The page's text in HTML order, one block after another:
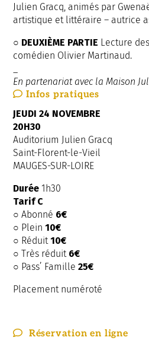
Infos pratiques
JEUDI 24 NOVEMBRE
20H30
Auditorium Julien Gracq
Saint-Florent-le-Vieil
MAUGES-SUR-LOIRE
Durée 1h30
Tarif C
○ Abonné 6€
○ Plein10€
○ Réduit10€
○ Très réduit 6€
○ Pass’ Famille 25€
Placement numéroté
Réservation en ligne
Julien Gracq, animés par
artistique et littéraire – autrice
○ DEUXIÈME PARTIE Lecture
comédien Olivier Martinaud.
En partenariat avec la Maison